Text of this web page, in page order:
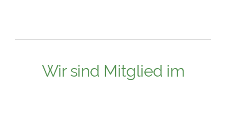
Wir sind Mitglied im